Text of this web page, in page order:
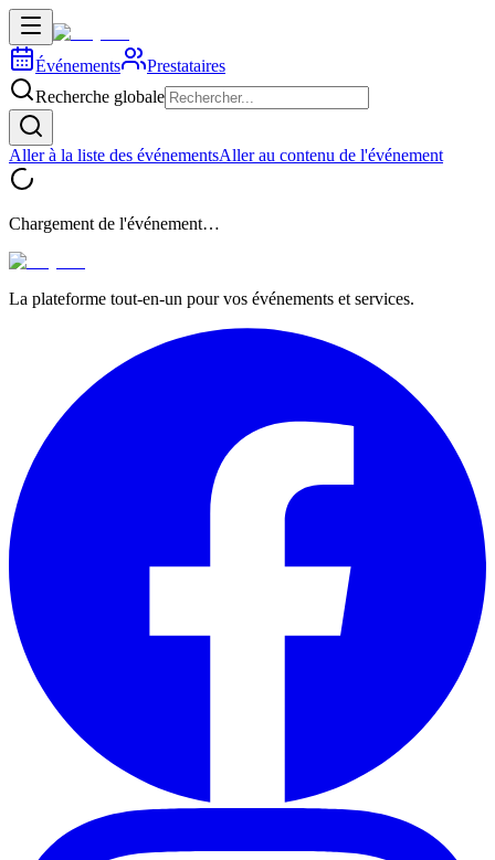
Événements
Prestataires
Recherche globale
Aller à la liste des événementsAller au contenu de l'événement
Chargement de l'événement…
La plateforme tout-en-un pour vos événements et services.